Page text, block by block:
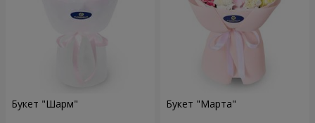
Букет "Шарм" Букет "Марта"